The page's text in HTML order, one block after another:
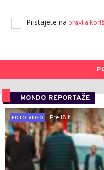
Pristajete na pravila
MONDO REPORTAŽE
FOTO, VIDEO
Pre 18 h